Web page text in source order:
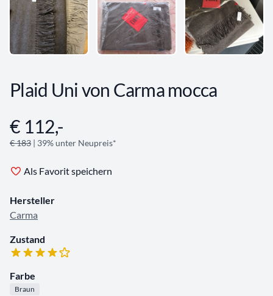
Plaid Uni von Carma mocca
Angebotsinformationen
€ 112,-
€ 183 | 39% unter Neupreis*
Als Favorit speichern
Hersteller
Carma
Zustand
Farbe
Braun